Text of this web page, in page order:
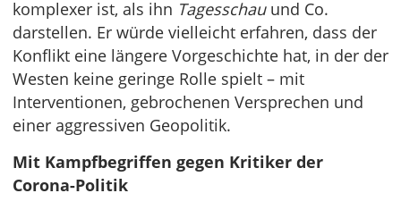
komplexer ist, als ihn Tagesschauund Co.
darstellen. Er würde vielleicht erfahren, dass der
Konflikt eine längere Vorgeschichte hat, in der der
Westen keine geringe Rolle spielt – mit
Interventionen, gebrochenen Versprechen und
einer aggressiven Geopolitik.
Mit Kampfbegriffen gegen Kritiker der
Corona-Politik